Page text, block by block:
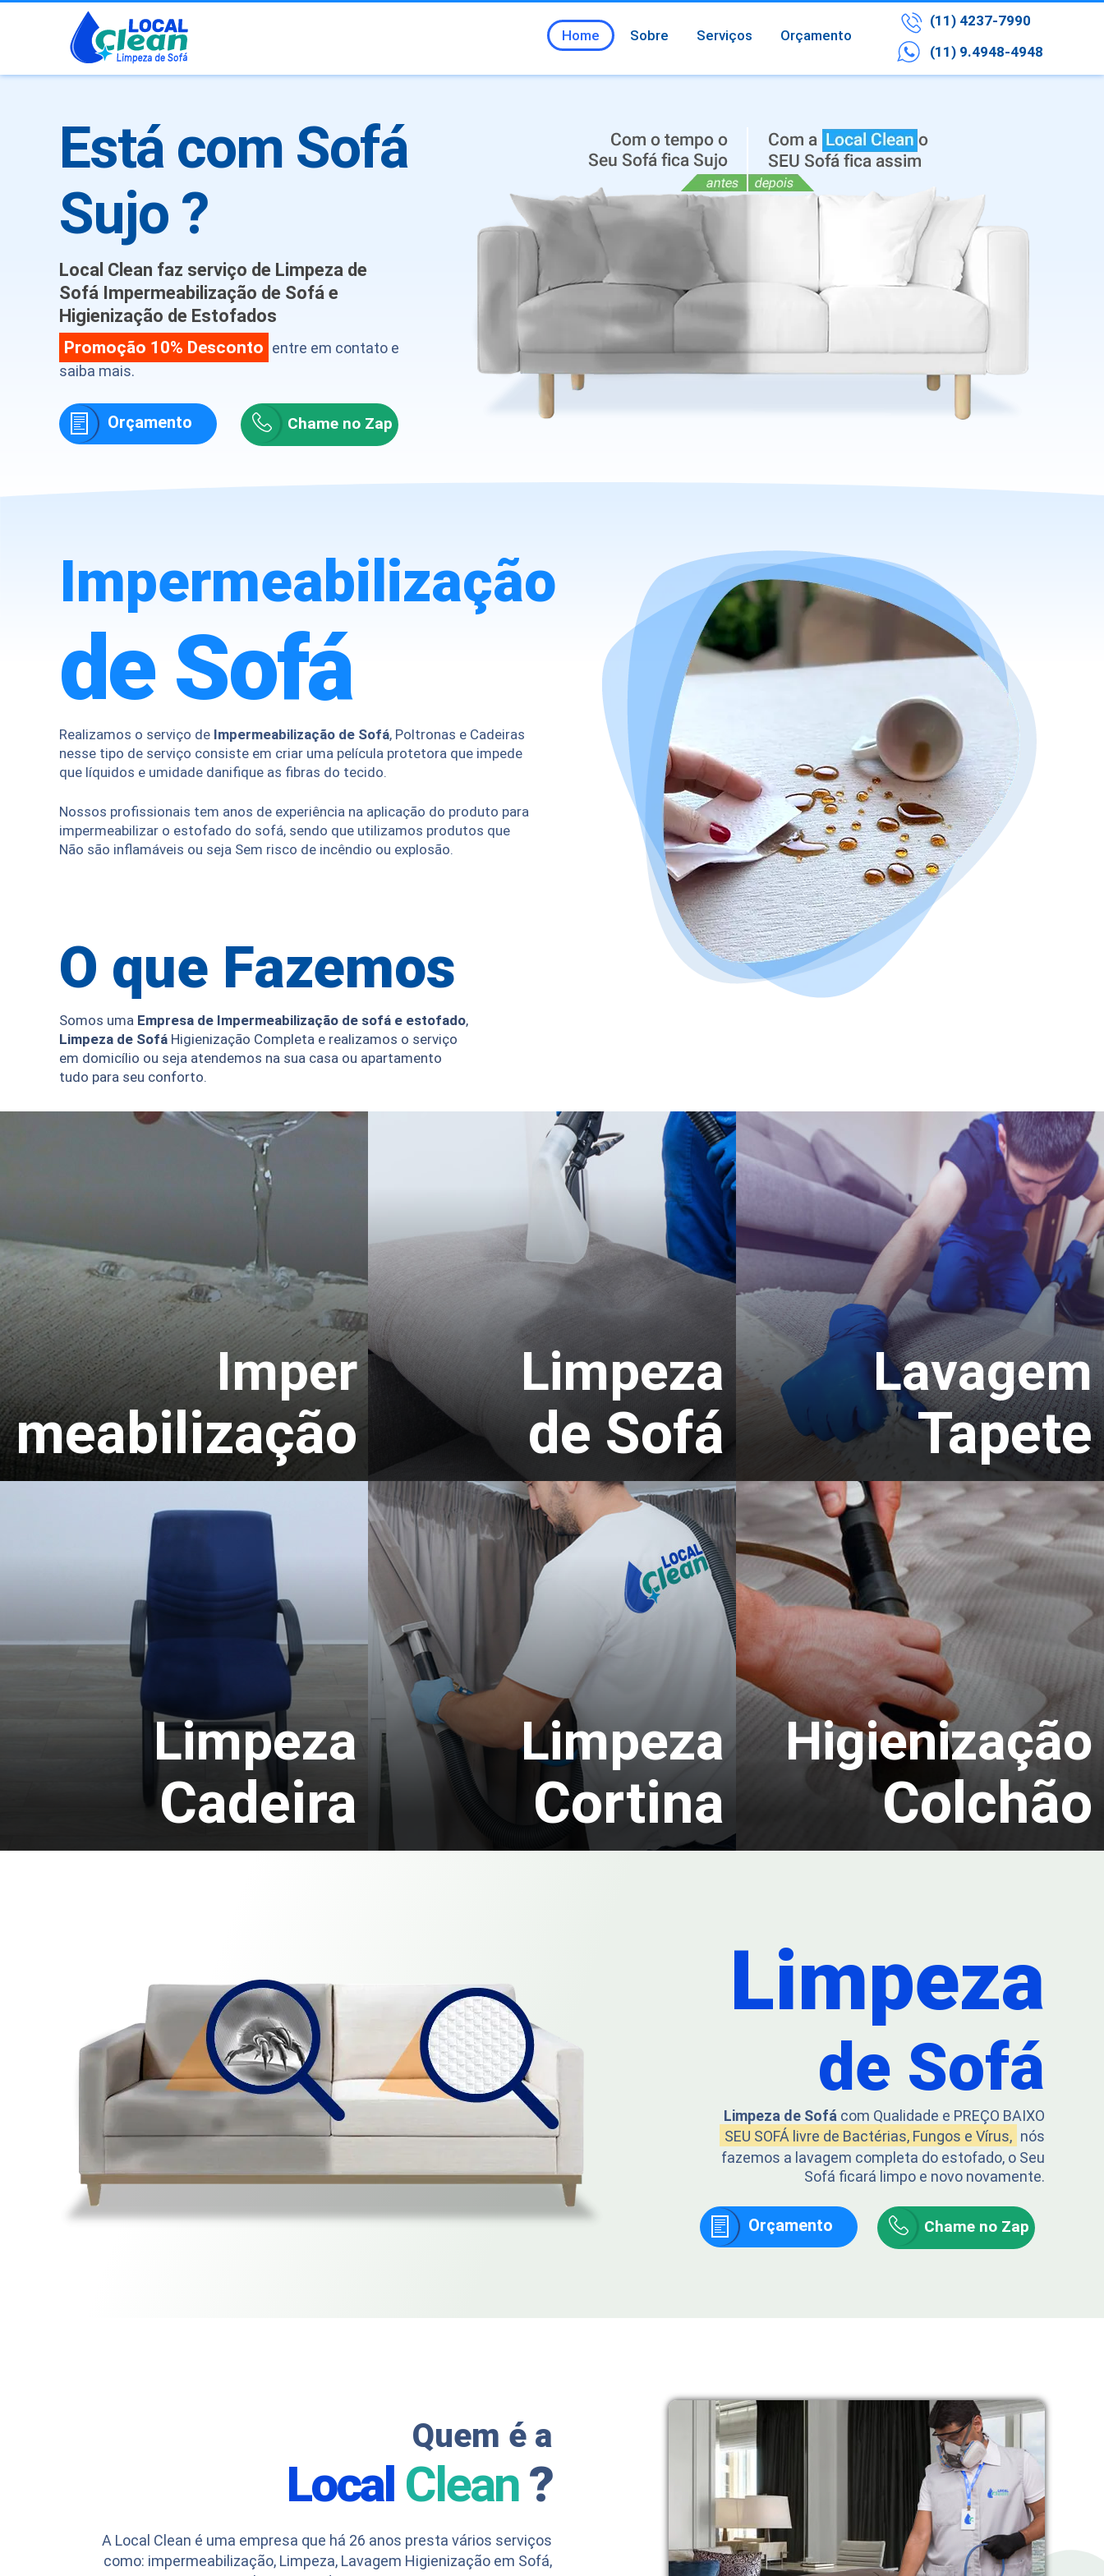
(11) 4237-7990
(11) 9.4948-4948
Home Sobre Serviços Orçamento
Está com Sofá
Sujo ?
Local Clean faz serviço de Limpeza de
Sofá Impermeabilização de Sofá e
Higienização de Estofados
Promoção 10% Desconto entre em contato e
saiba mais.
Orçamento Chame no Zap
Impermeabilização
de Sofá
Realizamos o serviço de Impermeabilização de Sofá, Poltronas e Cadeiras
nesse tipo de serviço consiste em criar uma película protetora que impede
que líquidos e umidade danifique as fibras do tecido.
Nossos profissionais tem anos de experiência na aplicação do produto para
impermeabilizar o estofado do sofá, sendo que utilizamos produtos que
Não são inflamáveis ou seja Sem risco de incêndio ou explosão.
O que Fazemos
Somos uma Empresa de Impermeabilização de sofá e estofado,
Limpeza de Sofá Higienização Completa e realizamos o serviço
em domicílio ou seja atendemos na sua casa ou apartamento
tudo para seu conforto.
Imper
meabilização
Ao impermeabilizar o sofá você estará
protegendo contra queda de líquidos, umidade
e ação do tempo, e prolongando a vida útil do
seu móvel e sem danificar as fibras do tecido.
Orçamento
Limpeza
de Sofá
Nós deixamos seu sofá limpo, pois nosso
serviço de limpeza e lavagem é completo e
removemos a sujeira e diversas manchas,
assim seu estofado ficará higienizado limpo e
livre de bactérias.
Orçamento
Lavagem
Tapete
Se está procurando uma empresa para fazer a
Lavagem do Tapete, você está no lugar certo, a
Local Clean faz o serviço de Remoção de Pó e
Sujeira do seu Tapete ou Carpete.
Orçamento
Limpeza
Cadeira
Orçamento
Limpeza
Cortina
Higienização
Colchão
higienizado.
Limpeza
de Sofá
Limpeza de Sofá com Qualidade e PREÇO BAIXO
SEU SOFÁ livre de Bactérias, Fungos e Vírus, nós
fazemos a lavagem completa do estofado, o Seu
Sofá ficará limpo e novo novamente.
Orçamento Chame no Zap
Quem é a
Local Clean?
A Local Clean é uma empresa que há 26 anos presta vários serviços
como: impermeabilização, Limpeza, Lavagem Higienização em Sofá,